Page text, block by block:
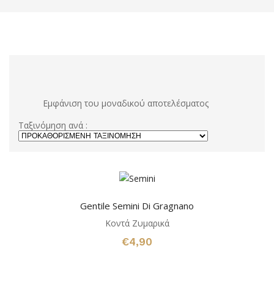
Εμφάνιση του μοναδικού αποτελέσματος
Ταξινόμηση ανά :
Gentile Semini Di Gragnano
Κοντά Ζυμαρικά
€4,90